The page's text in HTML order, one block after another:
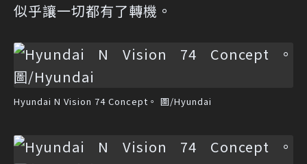
似乎讓一切都有了轉機。
Hyundai N Vision 74 Concept。 圖/Hyundai